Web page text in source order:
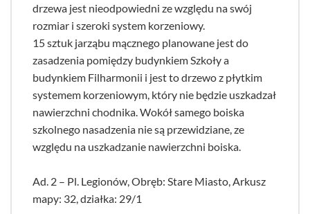
drzewa jest nieodpowiedni ze względu na swój
rozmiar i szeroki system korzeniowy.
15 sztuk jarząbu mącznego planowane jest do
zasadzenia pomiędzy budynkiem Szkoły a
budynkiem Filharmonii i jest to drzewo z płytkim
systemem korzeniowym, który nie będzie uszkadzał
nawierzchni chodnika. Wokół samego boiska
szkolnego nasadzenia nie są przewidziane, ze
względu na uszkadzanie nawierzchni boiska.
Ad. 2 – Pl. Legionów, Obręb: Stare Miasto, Arkusz
mapy: 32, działka: 29/1